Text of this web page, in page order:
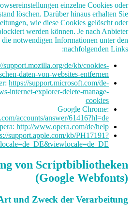
einzelne Cookies oder
löschen. Darüber hinaus erhalten Sie
wie diese Cookies gelöscht oder
werden können. Je nach Anbieter
notwendigen Informationen unter den
nachfolgenden Links:
support.mozilla.org/de/kb/cookies-
daten-von-websites-entfernen
https://support.microsoft.com/de-
internet-explorer-delete-manage-
cookies
Google Chrome:
accounts/answer/61416?hl=de
http://www.opera.com/de/help
support.apple.com/kb/PH17191?
locale=de_DE&viewlocale=de_DE
von Scriptbibliotheken
(Google Webfonts)
und Zweck der Verarbeitung: